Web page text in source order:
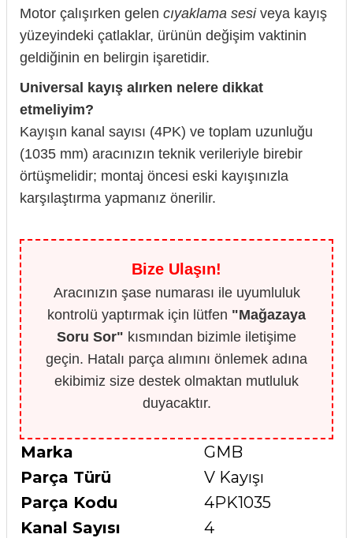
Motor çalışırken gelen cıyaklama sesiveya kayış
yüzeyindeki çatlaklar, ürünün değişim vaktinin
geldiğinin en belirgin işaretidir.
Universal kayış alırken nelere dikkat
etmeliyim?
Kayışın kanal sayısı (4PK) ve toplam uzunluğu
(1035 mm) aracınızın teknik verileriyle birebir
örtüşmelidir; montaj öncesi eski kayışınızla
karşılaştırma yapmanız önerilir.
Bize Ulaşın!
Aracınızın şase numarası ile uyumluluk
kontrolü yaptırmak için lütfen "Mağazaya
Soru Sor" kısmından bizimle iletişime
geçin. Hatalı parça alımını önlemek adına
ekibimiz size destek olmaktan mutluluk
duyacaktır.
Marka
GMB
Parça Türü
V Kayışı
Parça Kodu
4PK1035
Kanal Sayısı
4